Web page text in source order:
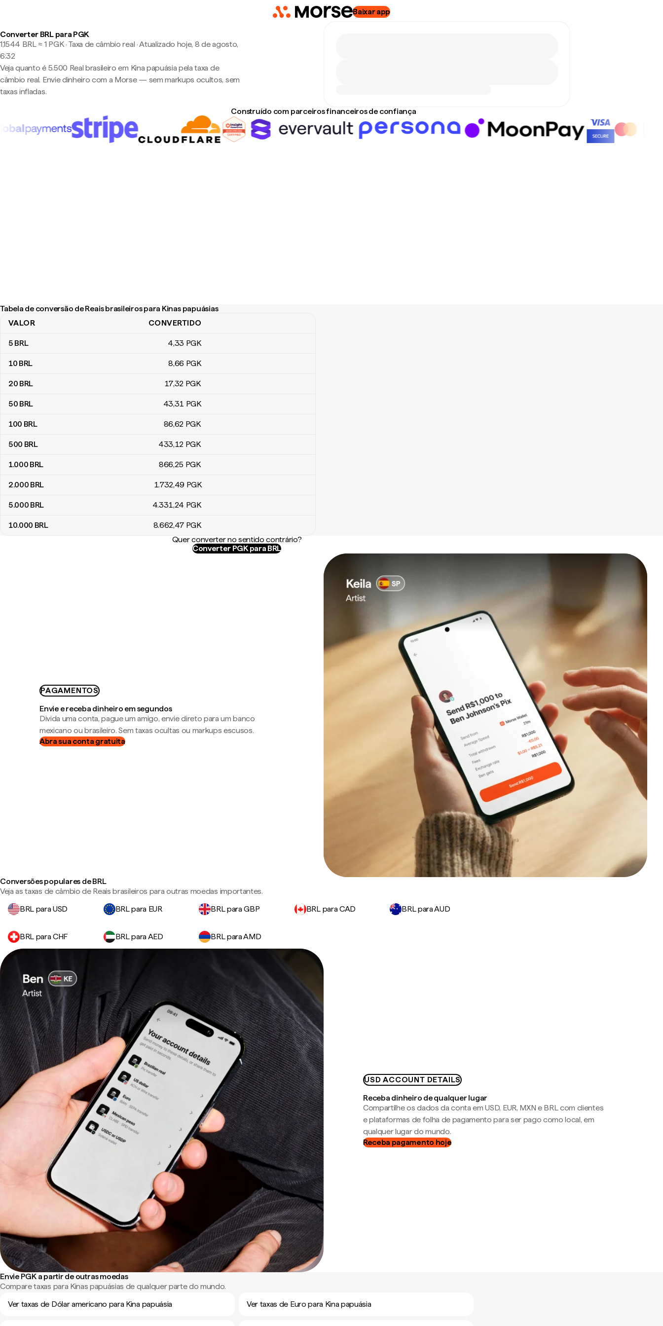
Baixar app
Converter BRL para PGK
1,1544 BRL ≈ 1 PGK · Taxa de câmbio real ·Atualizado hoje, 8 de agosto,
6:32
Veja quanto é 5.500 Real brasileiro em Kina papuásia pela taxa de
câmbio real. Envie dinheiro com a Morse — sem markups ocultos, sem
taxas infladas.
Construído com parceiros financeiros de confiança
Tabela de conversão de Reais brasileiros para Kinas papuásias
Tabela de conversão de Reais brasileiros para Kinas papuásias
VALOR CONVERTIDO
5 BRL 4,33 PGK
10 BRL 8,66 PGK
20 BRL 17,32 PGK
50 BRL 43,31 PGK
100 BRL 86,62 PGK
500 BRL 433,12 PGK
1.000 BRL 866,25 PGK
2.000 BRL 1.732,49 PGK
5.000 BRL 4.331,24 PGK
10.000 BRL 8.662,47 PGK
Quer converter no sentido contrário?
Converter PGK para BRL
PAGAMENTOS
Envie e receba dinheiro em segundos
Divida uma conta, pague um amigo, envie direto para um banco
mexicano ou brasileiro. Sem taxas ocultas ou markups escusos.
Abra sua conta gratuita
Conversões populares de BRL
Veja as taxas de câmbio de Reais brasileiros para outras moedas importantes.
BRL para USD
BRL para EUR BRL para GBP BRL para CAD BRL para AUD
BRL para CHF BRL para AED BRL para AMD
USD ACCOUNT DETAILS
Receba dinheiro de qualquer lugar
Compartilhe os dados da conta em USD, EUR, MXN e BRL com clientes
e plataformas de folha de pagamento para ser pago como local, em
qualquer lugar do mundo.
Receba pagamento hoje
Envie PGK a partir de outras moedas
Compare taxas para Kinas papuásias de qualquer parte do mundo.
Ver taxas de Dólar americano para Kina papuásia
Ver taxas de Euro para Kina papuásia